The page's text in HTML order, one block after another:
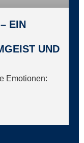
EIN
UND
Emotionen: